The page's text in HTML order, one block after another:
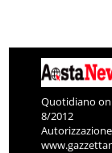
Quotidiano
8/2012